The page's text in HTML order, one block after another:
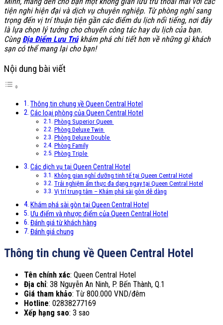
tiện nghi hiện đại và dịch vụ chuyên nghiệp. Từ phòng nghỉ sang
trọng đến vị trí thuận tiện gần các điểm du lịch nổi tiếng, nơi đây
là lựa chọn lý tưởng cho chuyến công tác hay du lịch của bạn.
Cùng Địa Điểm Lưu Trúkhám phá chi tiết hơn về những gì khách
sạn có thể mang lại cho bạn!
Nội dung bài viết
Thông tin chung về Queen Central Hotel
Các loại phòng của Queen Central Hotel
Phòng Superior Queen
Phòng Deluxe Twin
Phòng Deluxe Double
Phòng Family
Phòng Triple
Các dịch vụ tại Queen Central Hotel
Không gian nghỉ dưỡng tinh tế tại Queen Central Hotel
Trải nghiệm ẩm thực đa dạng ngay tại Queen Central Hotel
Vị trí trung tâm – Khám phá sài gòn dễ dàng
Khám phá sài gòn tại Queen Central Hotel
Ưu điểm và nhược điểm của Queen Central Hotel
Đánh giá từ khách hàng
Đánh giá chung
Thông tin chung về Queen Central Hotel
Tên chính xác: Queen Central Hotel
Địa chỉ: 38 Nguyễn An Ninh, P. Bến Thành, Q.1
Giá tham khảo: Từ 800.000 VND/đêm
Hotline: 02838277169
Xếp hạng sao: 3 sao